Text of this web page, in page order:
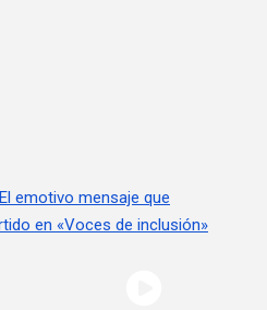
emotivo mensaje que
en «Voces de inclusión»